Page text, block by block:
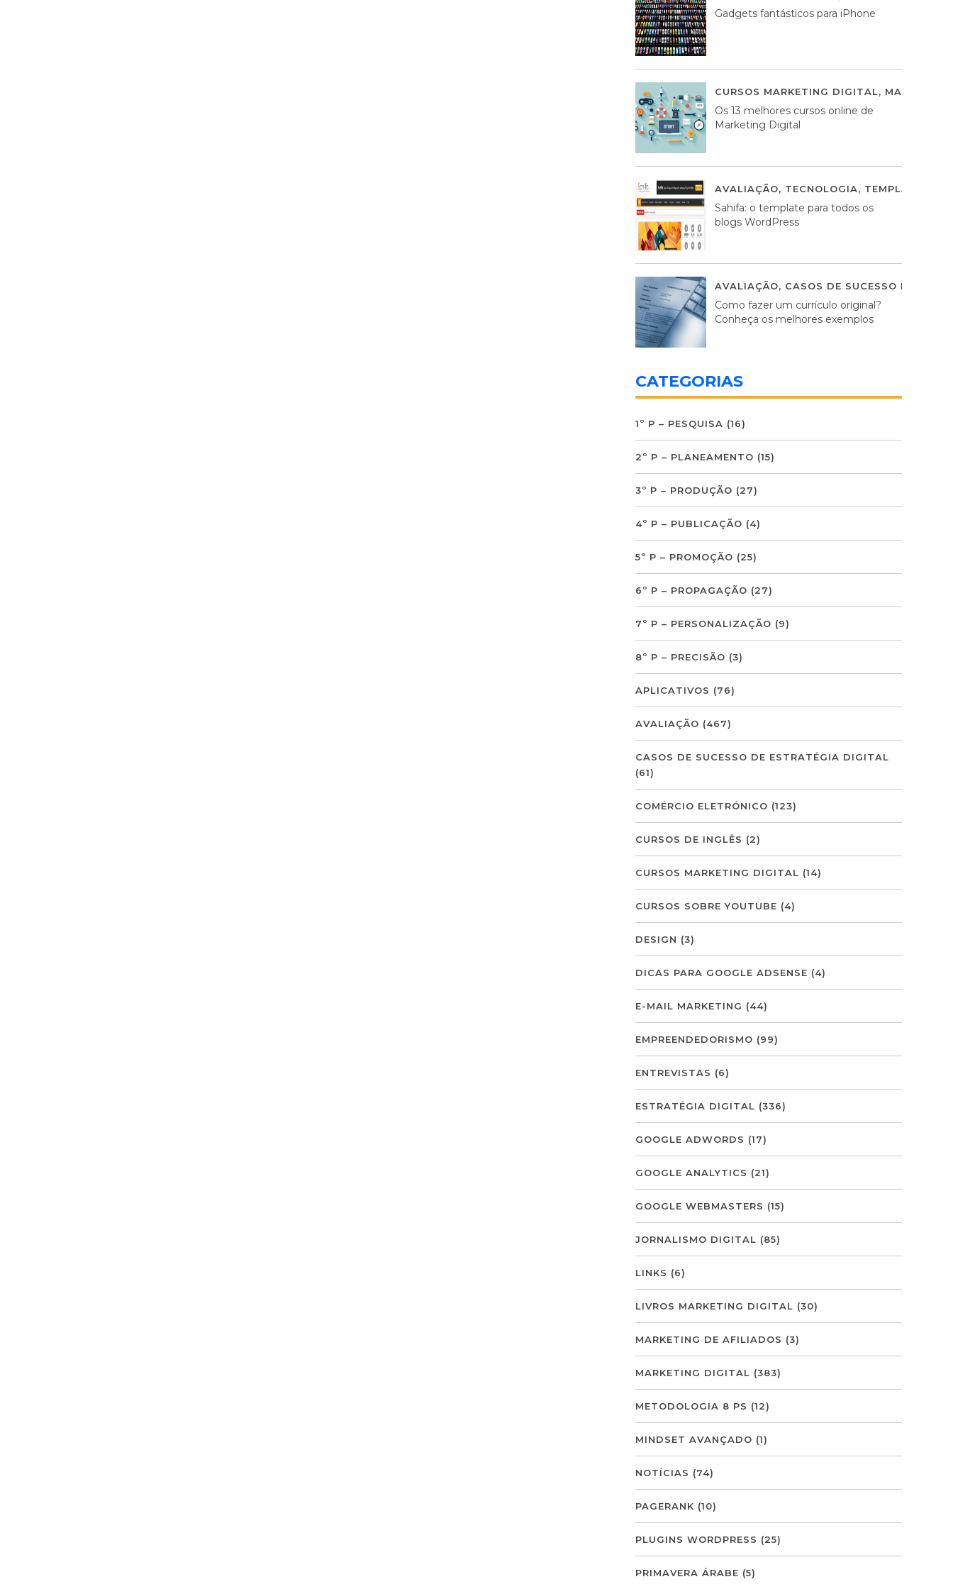
Gadgets fantásticos para iPhone
CURSOS MARKETING DIGITAL,
Os 13 melhores cursos online de
Marketing Digital
AVALIAÇÃO, TECNOLOGIA, TEMPLATES
Sahifa: o template para todos os
blogs WordPress
AVALIAÇÃO, CASOS DE SUCESSO DE
Como fazer um currículo original?
Conheça os melhores exemplos
CATEGORIAS
1º P – PESQUISA (16)
2º P – PLANEAMENTO (15)
3º P – PRODUÇÃO (27)
4º P – PUBLICAÇÃO (4)
5º P – PROMOÇÃO (25)
6º P – PROPAGAÇÃO (27)
7º P – PERSONALIZAÇÃO (9)
8º P – PRECISÃO (3)
APLICATIVOS (76)
AVALIAÇÃO (467)
CASOS DE SUCESSO DE ESTRATÉGIA DIGITAL
(61)
COMÉRCIO ELETRÓNICO (123)
CURSOS DE INGLÊS (2)
CURSOS MARKETING DIGITAL (14)
CURSOS SOBRE YOUTUBE (4)
DESIGN (3)
DICAS PARA GOOGLE ADSENSE (4)
E-MAIL MARKETING (44)
EMPREENDEDORISMO (99)
ENTREVISTAS (6)
ESTRATÉGIA DIGITAL (336)
GOOGLE ADWORDS (17)
GOOGLE ANALYTICS (21)
GOOGLE WEBMASTERS (15)
JORNALISMO DIGITAL (85)
LINKS (6)
LIVROS MARKETING DIGITAL (30)
MARKETING DE AFILIADOS (3)
MARKETING DIGITAL (383)
METODOLOGIA 8 PS (12)
MINDSET AVANÇADO (1)
NOTÍCIAS (74)
PAGERANK (10)
PLUGINS WORDPRESS (25)
PRIMAVERA ÁRABE (5)